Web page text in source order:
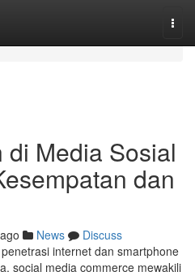
Media Sosial
dan
News
Discuss
internet dan smartphone
social media commerce mewakili